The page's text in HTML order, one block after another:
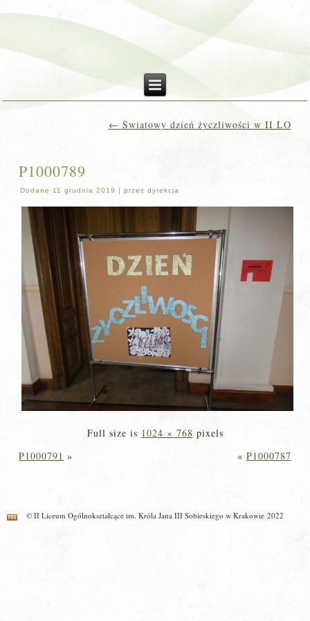
← Światowy dzień życzliwości w II LO
P1000789
Dodane 11 grudnia 2019 |przez dyrekcja
Full size is 1024 × 768 pixels
P1000791 » « P1000787
© II Liceum Ogólnokształcące im. Króla Jana III Sobieskiego w Krakowie 2022